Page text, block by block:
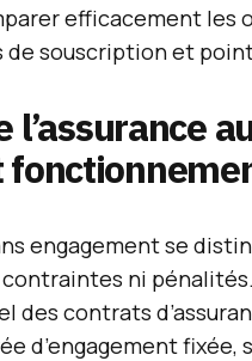
efficacement les
de souscription et
l’assurance
engagement se
ni
des contrats
d’engagement fixée,